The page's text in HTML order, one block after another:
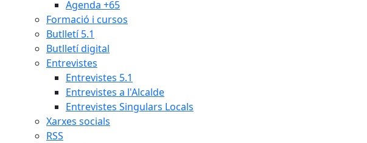
Agenda +65
Formació i cursos
Butlletí 5.1
Butlletí digital
Entrevistes
Entrevistes 5.1
Entrevistes a l'Alcalde
Entrevistes Singulars Locals
Xarxes socials
RSS